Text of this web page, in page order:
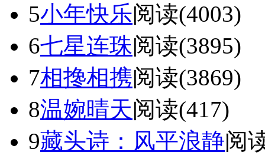
5小年快乐阅读(4003)
6七星连珠阅读(3895)
7相搀相携阅读(3869)
8温婉晴天阅读(417)
9藏头诗：风平浪静阅